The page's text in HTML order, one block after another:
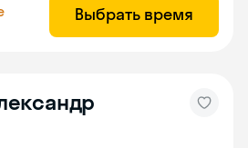
Выбрать время